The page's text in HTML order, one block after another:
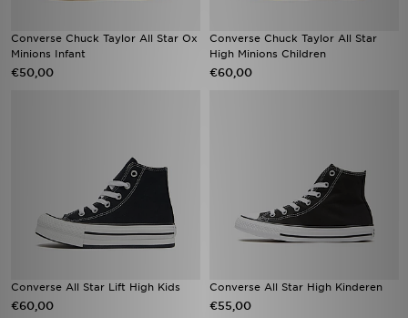
Converse Chuck Taylor All Star Ox
Minions Infant
€50,00
Converse Chuck Taylor All Star
High Minions Children
€60,00
Converse All Star Lift High Kids
€60,00
Converse All Star High Kinderen
€55,00